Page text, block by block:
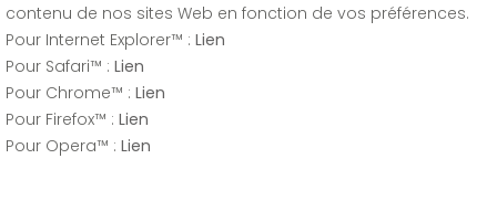
contenu de nos sites Web en fonction de vos préférences.
Pour Internet Explorer™ : Lien
Pour Safari™ : Lien
Pour Chrome™ : Lien
Pour Firefox™ : Lien
Pour Opera™ : Lien